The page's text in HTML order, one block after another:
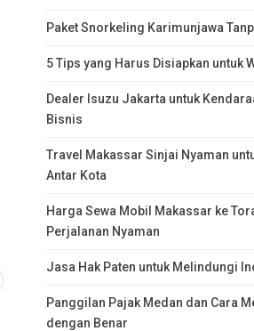
Paket Snorkeling Karimunjawa
5 Tips yang Harus Disiapkan untuk
Dealer Isuzu Jakarta untuk
Bisnis
Travel Makassar Sinjai Nyaman
Antar Kota
Harga Sewa Mobil Makassar ke
Perjalanan Nyaman
Jasa Hak Paten untuk Melindungi
Panggilan Pajak Medan dan Cara
dengan Benar